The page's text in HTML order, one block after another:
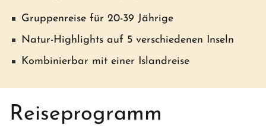
Gruppenreise für 20-39 Jährige
Natur-Highlights auf 5 verschiedenen Inseln
Kombinierbar mit einer Islandreise
Reiseprogramm